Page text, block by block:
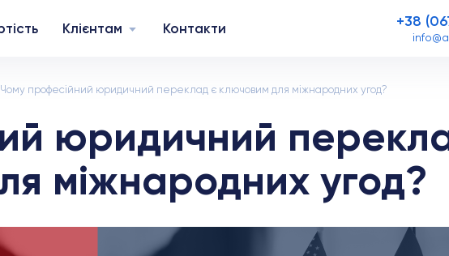
Клієнтам Контакти +38
Чому професійний юридичний переклад є ключовим для міжнародних угод?
юридичний
міжнародних угод?